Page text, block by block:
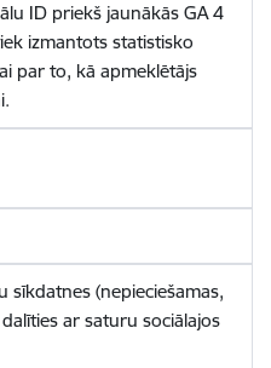
ID priekš jaunākās GA 4
izmantots statistisko
par to, kā apmeklētājs
sīkdatnes (nepieciešamas,
ar saturu sociālajos